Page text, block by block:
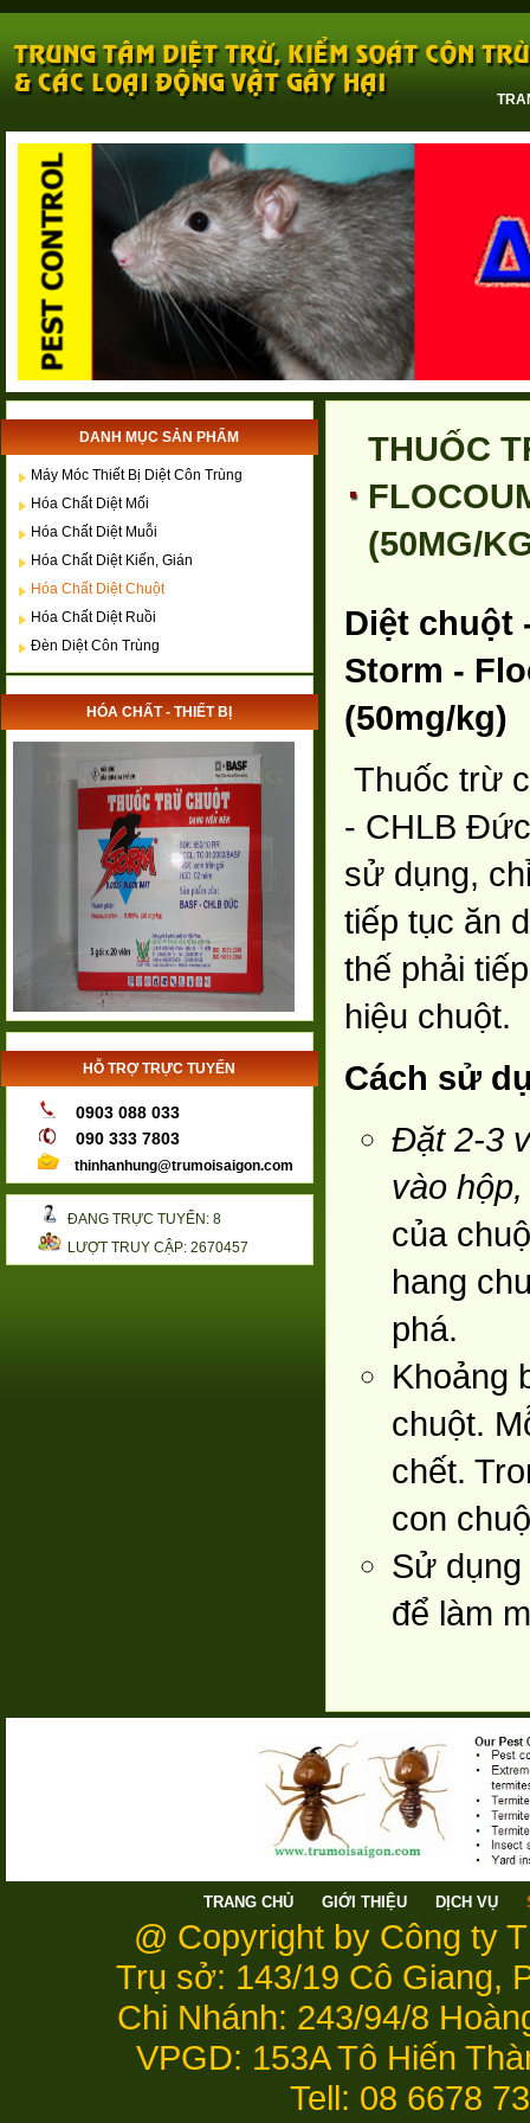
DANH MỤC SẢN PHẨM
Máy Móc Thiết Bị Diệt Côn Trùng
Hóa Chất Diệt Mối
Hóa Chất Diệt Muỗi
Hóa Chất Diệt Kiến, Gián
Hóa Chất Diệt Chuột
Hóa Chất Diệt Ruồi
Đèn Diệt Côn Trùng
HÓA CHẤT - THIẾT BỊ
HỖ TRỢ TRỰC TUYẾN
0903 088 033
090 333 7803
thinhanhung@trumoisaigon.com
ĐANG TRỰC TUYẾN: 8
LƯỢT TRUY CẬP: 2670457
THUỐC
(50MG/
Diệt chuột
Storm -
(50mg/kg)
Thuốc trừ
- CHLB
sử dụng,
tiếp tục ăn
thế phải
hiệu chuột.
Cách sử
Đặt 2-3
vào
của
hang
phá.
Khoảng
chuột.
chết.
con
Sử
để làm
TRANG CHỦ GIỚI THIỆU DỊCH VỤ
@ Copyright by Công ty
Trụ sở: 143/19 Cô Giang,
Chi Nhánh: 243/94/8
VPGD: 153A Tô Hiến
Tell: 08 6678